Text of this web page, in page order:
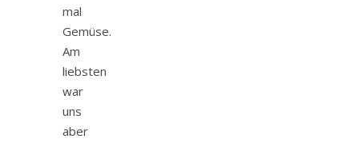
mal
Gemüse.
Am
liebsten
war
uns
aber